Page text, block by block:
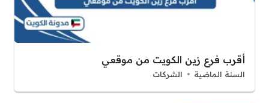
أقرب فرع زين الكويت من موقعي
السنة الماضية الشركات